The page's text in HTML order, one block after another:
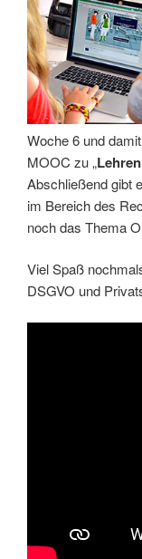
Woche 6 und
MOOC zu „
Abschließend gibt
im Bereich des
noch das Thema
Viel Spaß
DSGVO und